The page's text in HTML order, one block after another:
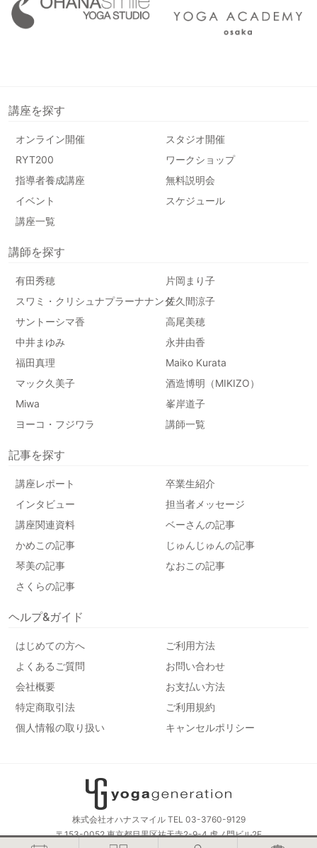
講座を探す
オンライン開催
スタジオ開催
RYT200
ワークショップ
指導者養成講座
無料説明会
イベント
スケジュール
講座一覧
講師を探す
有田秀穂
片岡まり子
スワミ・クリシュナプラーナナンダ佐久間涼子
サントーシマ香
高尾美穂
中井まゆみ
永井由香
福田真理
Maiko Kurata
マック久美子
酒造博明（MIKIZO）
Miwa
峯岸道子
ヨーコ・フジワラ
講師一覧
記事を探す
講座レポート
卒業生紹介
インタビュー
担当者メッセージ
講座関連資料
ベーさんの記事
かめこの記事
じゅんじゅんの記事
琴美の記事
なおこの記事
さくらの記事
ヘルプ&ガイド
はじめての方へ
ご利用方法
よくあるご質問
お問い合わせ
会社概要
お支払い方法
特定商取引法
ご利用規約
個人情報の取り扱い
キャンセルポリシー
株式会社オハナスマイル TEL 03-3760-9129
〒153-0052 東京都目黒区祐天寺2-9-4 虎ノ門ビル2F